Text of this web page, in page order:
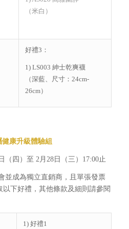
（米白）
好禮3：
1) LS003 紳士乾爽襪
（深藍、尺寸：24cm-
26cm）
康升級體驗組
（四）至 2月28日（三）17:00止
並成為獨立直銷商，且單張發票
下好禮，其他條款及細則請參閱
1) 好禮1